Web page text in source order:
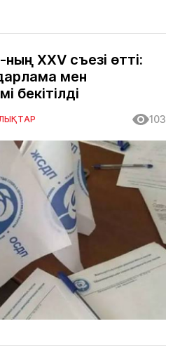
XXV съезі өтті:
мен
бекітілді
103